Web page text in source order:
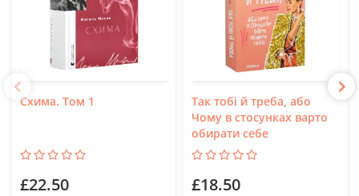
Схима. Том 1
£22.50
Так тобі й треба, або
Чому в стосунках варто
обирати себе
£18.50